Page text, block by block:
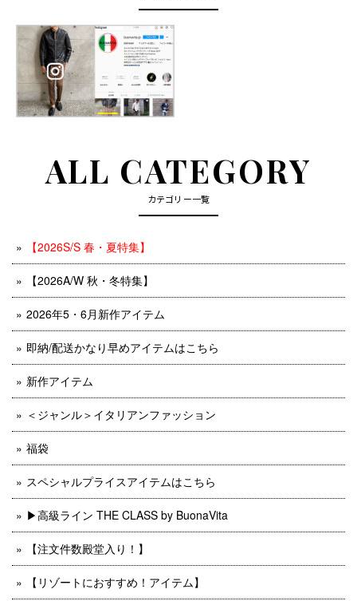
ALL CATEGORY
カテゴリー一覧
【2026S/S 春・夏特集】
【2026A/W 秋・冬特集】
2026年5・6月新作アイテム
即納/配送かなり早めアイテムはこちら
新作アイテム
＜ジャンル＞イタリアンファッション
福袋
スペシャルプライスアイテムはこちら
▶︎高級ライン THE CLASS by BuonaVita
【注文件数殿堂入り！】
【リゾートにおすすめ！アイテム】